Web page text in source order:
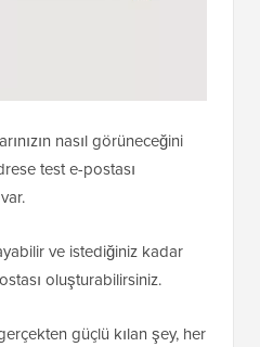
nasıl görüneceğini
test e-postası
ve istediğiniz kadar
oluşturabilirsiniz.
güçlü kılan şey, her